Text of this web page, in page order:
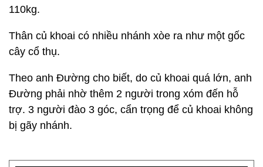
110kg.
Thân củ khoai có nhiều nhánh xòe ra như một gốc
cây cổ thụ.
Theo anh Đường cho biết, do củ khoai quá lớn, anh
Đường phải nhờ thêm 2 người trong xóm đến hỗ
trợ. 3 người đào 3 góc, cẩn trọng để củ khoai không
bị gãy nhánh.